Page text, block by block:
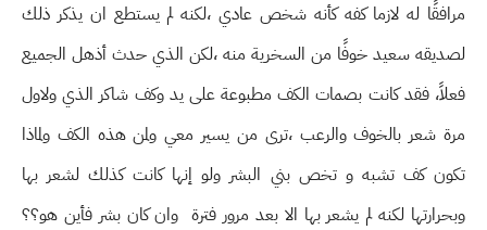
مرافقًا له لازما كفه كأنه شخص عادي ،لكنه لم يستطع ان يذكر ذلك
لصديقه سعيد خوفًا من السخرية منه ،لكن الذي حدث أذهل الجميع
فعلاً، فقد كانت بصمات الكف مطبوعة على يد وكف شاكر الذي ولاول
مرة شعر بالخوف والرعب ،ترى من يسير معي ولمن هذه الكف ولماذا
تكون كف تشبه و تخص بني البشر ولو إنها كانت كذلك لشعر بها
وبحرارتها لكنه لم يشعر بها الا بعد مرور فترة وان كان بشر فأين هو؟؟